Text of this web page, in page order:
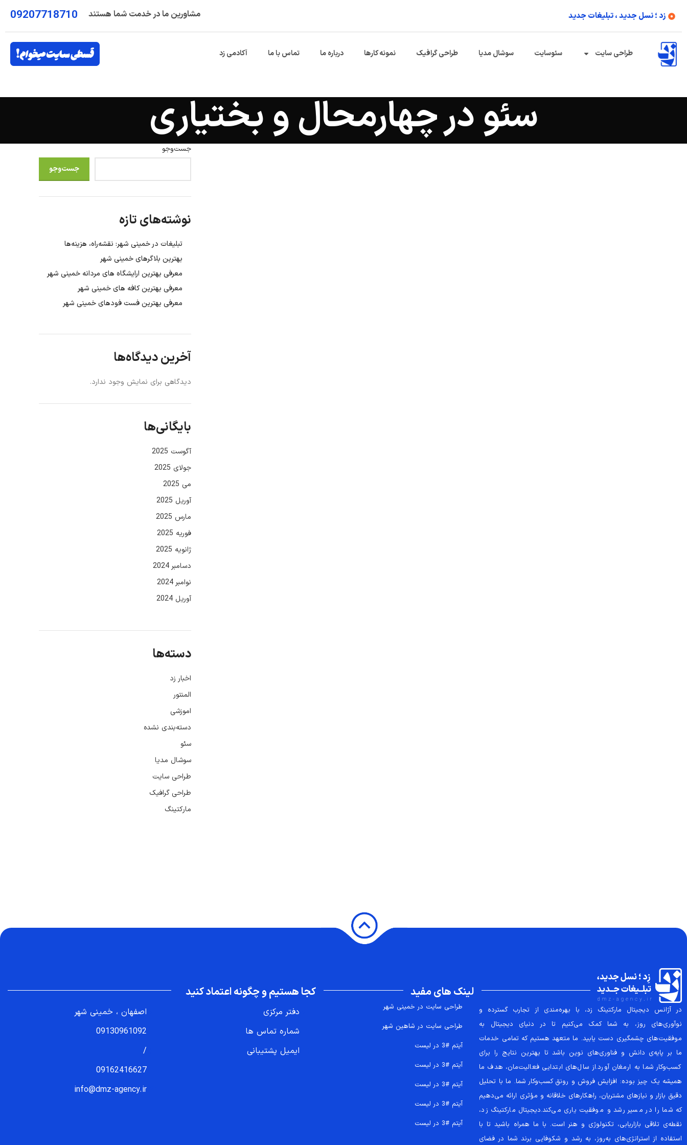
زد ؛ نسل جدید ، تبلیغات جدید مشاورین ما در خدمت شما هستند 09207718710
طراحی سایت سئوسایت سوشال مدیا طراحی گرافیک نمونه کارها درباره ما تماس با ما آکادمی زد
سئو در چهارمحال و بختیاری
جست‌وجو
جست‌وجو
نوشته‌های تازه
تبلیغات در خمینی شهر: نقشه‌راه، هزینه‌ها
بهترین بلاگرهای خمینی شهر
معرفی بهترین ارایشگاه های مردانه خمینی شهر
معرفی بهترین کافه های خمینی شهر
معرفی بهترین فست فودهای خمینی شهر
آخرین دیدگاه‌ها
دیدگاهی برای نمایش وجود ندارد.
بایگانی‌ها
آگوست 2025
جولای 2025
می 2025
آوریل 2025
مارس 2025
فوریه 2025
ژانویه 2025
دسامبر 2024
نوامبر 2024
آوریل 2024
دسته‌ها
اخبار زد
المنتور
اموزشی
دسته‌بندی نشده
سئو
سوشال مدیا
طراحی سایت
طراحی گرافیک
مارکتینگ
در آژانس دیجیتال مارکتینگ زد، با بهره‌مندی از تجارب گسترده و
نوآوری‌های روز، به شما کمک می‌کنیم تا در دنیای دیجیتال به
موفقیت‌های چشمگیری دست یابید. ما متعهد هستیم که تمامی خدمات
ما بر پایه‌ی دانش و فناوری‌های نوین باشد تا بهترین نتایج را برای
کسب‌وکار شما به ارمغان آورد.از سال‌های ابتدایی فعالیت‌مان، هدف ما
همیشه یک چیز بوده: افزایش فروش و رونق کسب‌وکار شما. ما با تحلیل
دقیق بازار و نیازهای مشتریان، راهکارهای خلاقانه و مؤثری ارائه می‌دهیم
که شما را در مسیر رشد و موفقیت یاری می‌کند.دیجیتال مارکتینگ زد،
نقطه‌ی تلاقی بازاریابی، تکنولوژی و هنر است. با ما همراه باشید تا با
استفاده از استراتژی‌های به‌روز، به رشد و شکوفایی برند شما در فضای
لینک های مفید
طراحی سایت در خمینی شهر
طراحی سایت در شاهین شهر
آیتم #3 در لیست
آیتم #3 در لیست
آیتم #3 در لیست
آیتم #3 در لیست
آیتم #3 در لیست
کجا هستیم و چگونه اعتماد کنید
دفتر مرکزی
شماره تماس ها
ایمیل پشتیبانی
اصفهان ، خمینی شهر
09130961092
/
09162416627
info@dmz-agency.ir